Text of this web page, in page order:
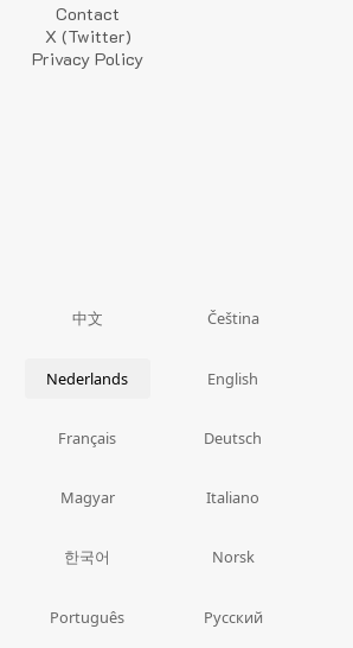
Contact
X (Twitter)
Privacy Policy
中文 Čeština
Nederlands English
Français Deutsch
Magyar Italiano
한국어 Norsk
Português Русский